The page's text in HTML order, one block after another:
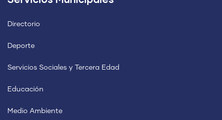
Directorio
Deporte
Servicios Sociales y Tercera Edad
Educación
Medio Ambiente